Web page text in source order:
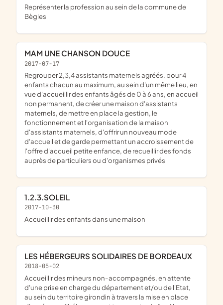
représenter la profession au sein de la commune de
Bègles
MAM UNE CHANSON DOUCE
2017-07-17
regrouper 2,3,4 assistants maternels agréés, pour 4
enfants chacun au maximum, au sein d'un même lieu, en
vue d'accueillir des enfants âgés de 0 à 6 ans, en accueil
non permanent, de créer une maison d'assistants
maternels, de mettre en place la gestion, le
fonctionnement et l'organisation de la maison
d'assistants maternels, d'offrir un nouveau mode
d'accueil et de garde permettant un accroissement de
l'offre d'accueil petite enfance, de recueillir des fonds
auprès de particuliers ou d'organismes privés
1.2.3.SOLEIL
2017-10-30
accueillir des enfants dans une maison
LES HÉBERGEURS SOLIDAIRES DE BORDEAUX
2018-05-02
accueillir des mineurs non-accompagnés, en attente
d'une prise en charge du département et/ou de l'Etat,
au sein du territoire girondin à travers la mise en place